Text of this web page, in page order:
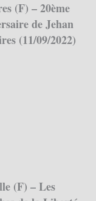
(F) – 20ème
de Jehan
(11/09/2022)
(F) – Les